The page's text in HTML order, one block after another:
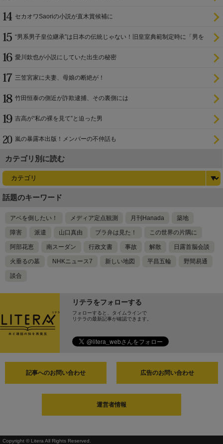
セカオワSaoriの小説が直木賞候補に
“男系男子皇位継承”は日本の伝統じゃない！旧皇室典範制定時に「男を
愛川欽也が小説にしていた出生の秘密
三笠宮家に夫妻、母娘の断絶が！
竹田恒泰の側近が詐欺逮捕、その裏側には
吉高が“私の裸を見て”と迫った男
嵐の暴露本出版！メンバーの不仲話も
カテゴリ別に読む
話題のキーワード
アベを倒したい！ メディア定点観測 月刊Hanada 築地
障害 派遣 山口真由 ブラ弁は見た！ この世界の片隅に
阿部花恵 南スーダン 行政文書 事故 解散 日露首脳会談
火垂るの墓 NHKニュース7 新しい地図 平昌五輪 野間易通
談合
リテラをフォローする
フォローすると、タイムラインで
リテラの最新記事が確認できます。
記事へのお問い合わせ 広告のお問い合わせ
運営者情報
Copyright © Litera All Rights Reserved.